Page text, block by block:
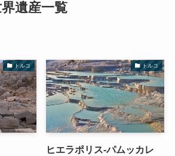
遺産一覧
トルコ トルコ
ヒエラポリス-パムッカレ